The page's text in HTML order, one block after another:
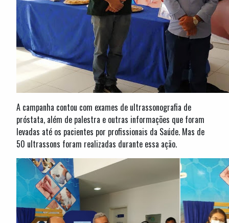
A campanha contou com exames de ultrassonografia de
próstata, além de palestra e outras informações que foram
levadas até os pacientes por profissionais da Saúde. Mas de
50 ultrassons foram realizadas durante essa ação.